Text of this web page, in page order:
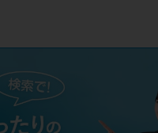
ージ
コンテンツ